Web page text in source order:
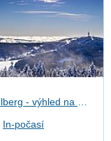
In-počasí